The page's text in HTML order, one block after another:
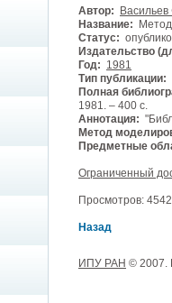
Автор:
Название:
Статус:
Издательство
Год: 1981
Тип публикации:
Полная
1981. – 400 с.
Аннотация:
Метод
Предметные
Ограниченный
Просмотров:
Назад
ИПУ РАН © 2007.